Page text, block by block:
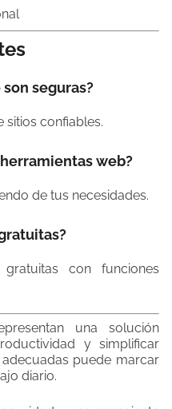
seguras?
sitios confiables.
web?
de tus necesidades.
con funciones
una solución
y simplificar
puede marcar
diario.